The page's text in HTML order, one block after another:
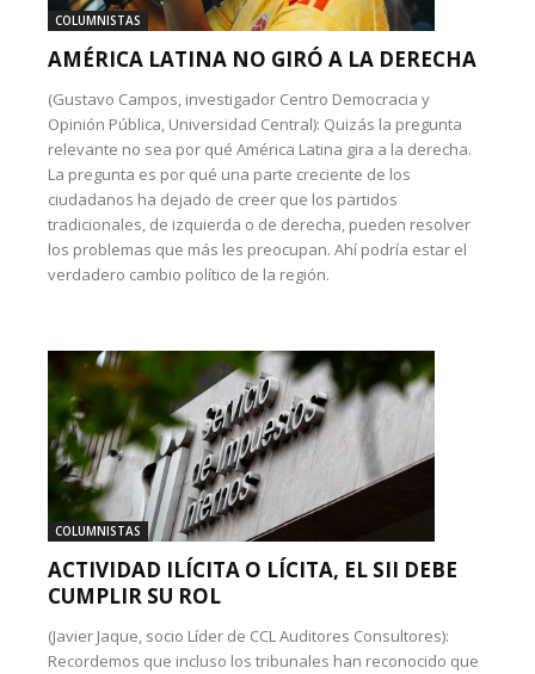
COLUMNISTAS
AMÉRICA LATINA NO GIRÓ A LA DERECHA
(Gustavo Campos, investigador Centro Democracia y
Opinión Pública, Universidad Central): Quizás la pregunta
relevante no sea por qué América Latina gira a la derecha.
La pregunta es por qué una parte creciente de los
ciudadanos ha dejado de creer que los partidos
tradicionales, de izquierda o de derecha, pueden resolver
los problemas que más les preocupan. Ahí podría estar el
verdadero cambio político de la región.
COLUMNISTAS
ACTIVIDAD ILÍCITA O LÍCITA, EL SII DEBE
CUMPLIR SU ROL
(Javier Jaque, socio Líder de CCL Auditores Consultores):
Recordemos que incluso los tribunales han reconocido que